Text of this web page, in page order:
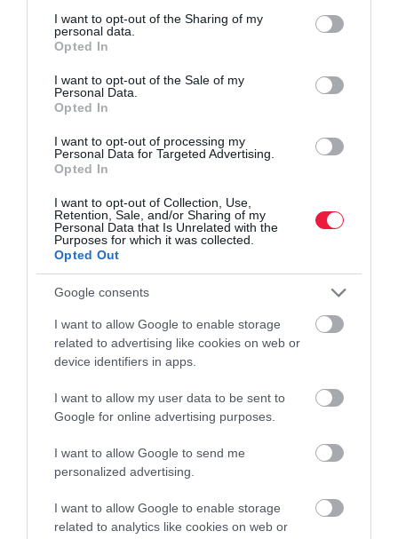
not limited to your visit or usage behaviour. You may click to
grant or deny consent to Google and its third-party tags to
use your data for below specified purposes in below Google
consent section.
I want to opt-out of the Sharing of my
personal data.
Opted In
I want to opt-out of the Sale of my
Personal Data.
Opted In
I want to opt-out of processing my
Personal Data for Targeted Advertising.
Opted In
I want to opt-out of Collection, Use,
Retention, Sale, and/or Sharing of my
Personal Data that Is Unrelated with the
Purposes for which it was collected.
Opted Out
Google consents
I want to allow Google to enable storage
related to advertising like cookies on web or
device identifiers in apps.
I want to allow my user data to be sent to
Google for online advertising purposes.
I want to allow Google to send me
personalized advertising.
I want to allow Google to enable storage
related to analytics like cookies on web or
Bármelyik megoldást is választjuk, fontos kiemelni, hogy az
esővíz nem alkalmas ivásra, főzésre vagy fürdésre, mivel
tartalmazhat szennyeződéseket – például madárürüléket vagy
faleveleket. Az ereszcsatorna időnkénti tisztítása is
elengedhetetlen, hogy a rendszer hatékony maradjon.
Olvasd el ezt is!
11 talajtakaró növény, ha nem akarsz a gyeppel
bajlódni
5 szárazságtűrő fa, amivel biztosra mehetsz
kút